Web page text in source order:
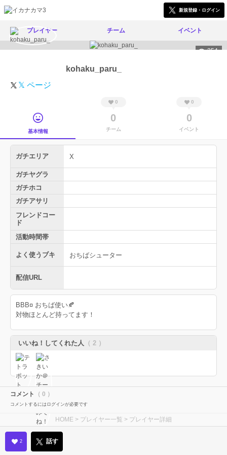
新規登録・ログイン
プレイヤー チーム イベント
354
kohaku_paru_
𝕏 ページ
基本情報
0
0
チーム
0
0
イベント
ガチエリア X
ガチヤグラ
ガチホコ
ガチアサリ
フレンドコー
ド
活動時間帯
よく使うブキ おちばシューター
配信URL
BBB¤ おちば使い🍂
対物ほとんど持ってます！
いいね！してくれた人 （ 2 ）
コメント （ 0 ）
コメントするにはログインが必要です
HOME > プレイヤー一覧 > プレイヤー詳細
2 話す